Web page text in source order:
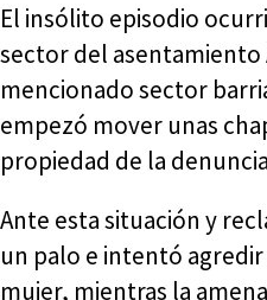
El insólito episodio
sector del asentamiento
mencionado sector
empezó mover unas
propiedad de la
Ante esta situación y
un palo e intentó agredir
mujer, mientras la